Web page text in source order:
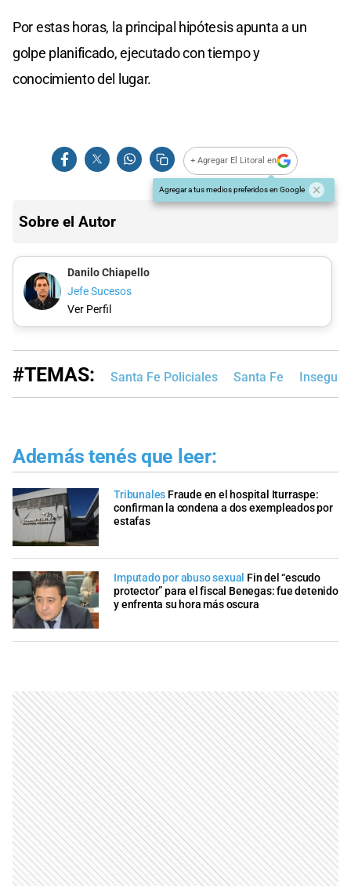
Por estas horas, la principal hipótesis apunta a un
golpe planificado, ejecutado con tiempo y
conocimiento del lugar.
+ Agregar El Litoral en
Agregar a tus medios preferidos en Google
Sobre el Autor
Danilo Chiapello
Jefe Sucesos
Ver Perfil
#TEMAS: Santa Fe Policiales Santa Fe
Además tenés que leer:
Tribunales Fraude en el hospital Iturraspe:
confirman la condena a dos exempleados por
estafas
Imputado por abuso sexual Fin del “escudo
protector” para el fiscal Benegas: fue detenido
y enfrenta su hora más oscura